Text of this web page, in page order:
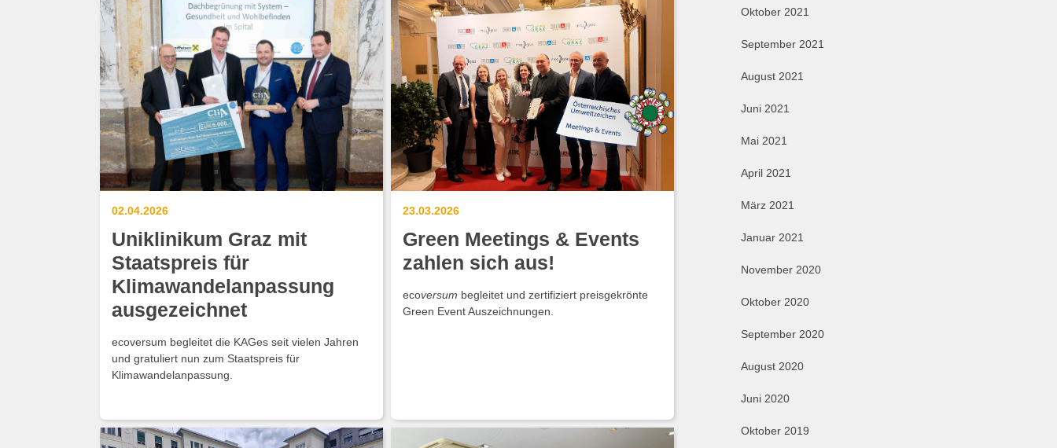
02.04.2026
Uniklinikum Graz mit
Staatspreis für
Klimawandelanpassung
ausgezeichnet
ecoversum begleitet die KAGes seit vielen Jahren
und gratuliert nun zum Staatspreis für
Klimawandelanpassung.
23.03.2026
Green Meetings & Events
zahlen sich aus!
ecoversum begleitet und zertifiziert preisgekrönte
Green Event Auszeichnungen.
Oktober 2021
September 2021
August 2021
Juni 2021
Mai 2021
April 2021
März 2021
Januar 2021
November 2020
Oktober 2020
September 2020
August 2020
Juni 2020
Oktober 2019